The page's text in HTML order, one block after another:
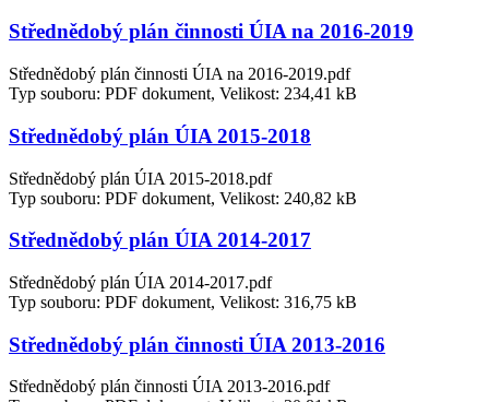
Střednědobý plán činnosti ÚIA na 2016-2019
Střednědobý plán činnosti ÚIA na 2016-2019.pdf
Typ souboru: PDF dokument, Velikost: 234,41 kB
Střednědobý plán ÚIA 2015-2018
Střednědobý plán ÚIA 2015-2018.pdf
Typ souboru: PDF dokument, Velikost: 240,82 kB
Střednědobý plán ÚIA 2014-2017
Střednědobý plán ÚIA 2014-2017.pdf
Typ souboru: PDF dokument, Velikost: 316,75 kB
Střednědobý plán činnosti ÚIA 2013-2016
Střednědobý plán činnosti ÚIA 2013-2016.pdf